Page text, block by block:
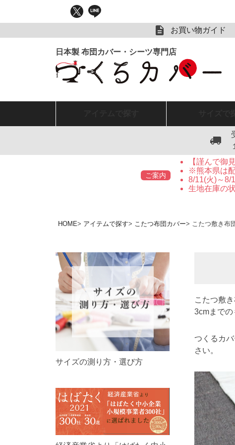
お買い物ガイド
ご案内
【謹んで御
※熊本県は
8/11(火)～8/
生地在庫の
HOME アイテムで探す こたつ布団カバー こたつ敷き布
サイズの測り方・選び方
こたつ敷
3cmまでの
つくるカ
さい。